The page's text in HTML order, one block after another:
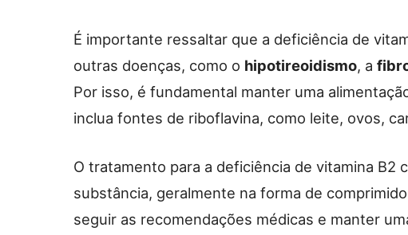
É importante ressaltar que a deficiência de
outras doenças, como o hipotireoidismo, a
Por isso, é fundamental manter uma
inclua fontes de riboflavina, como leite, ovos,
O tratamento para a deficiência de vitamina B2
substância, geralmente na forma de
seguir as recomendações médicas e manter